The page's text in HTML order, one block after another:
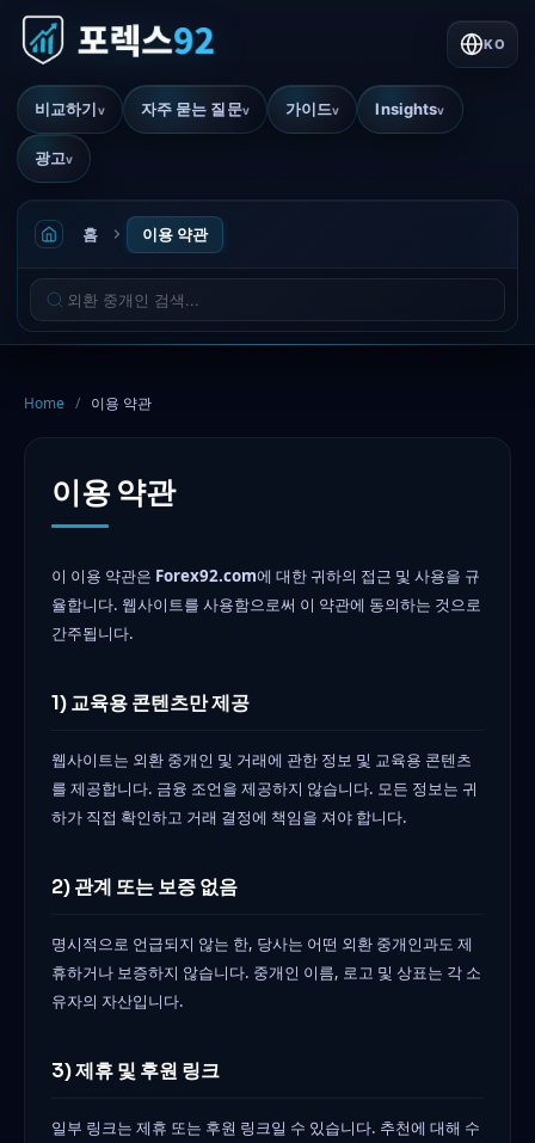
비교하기v 자주 묻는 질문v 가이드v Insightsv
광고v
KO
홈 이용 약관
Home / 이용 약관
이용 약관
이 이용 약관은 Forex92.com에 대한 귀하의 접근 및 사용을 규
율합니다. 웹사이트를 사용함으로써 이 약관에 동의하는 것으로
간주됩니다.
1) 교육용 콘텐츠만 제공
웹사이트는 외환 중개인 및 거래에 관한 정보 및 교육용 콘텐츠
를 제공합니다. 금융 조언을 제공하지 않습니다. 모든 정보는 귀
하가 직접 확인하고 거래 결정에 책임을 져야 합니다.
2) 관계 또는 보증 없음
명시적으로 언급되지 않는 한, 당사는 어떤 외환 중개인과도 제
휴하거나 보증하지 않습니다. 중개인 이름, 로고 및 상표는 각 소
유자의 자산입니다.
3) 제휴 및 후원 링크
일부 링크는 제휴 또는 후원 링크일 수 있습니다. 추천에 대해 수